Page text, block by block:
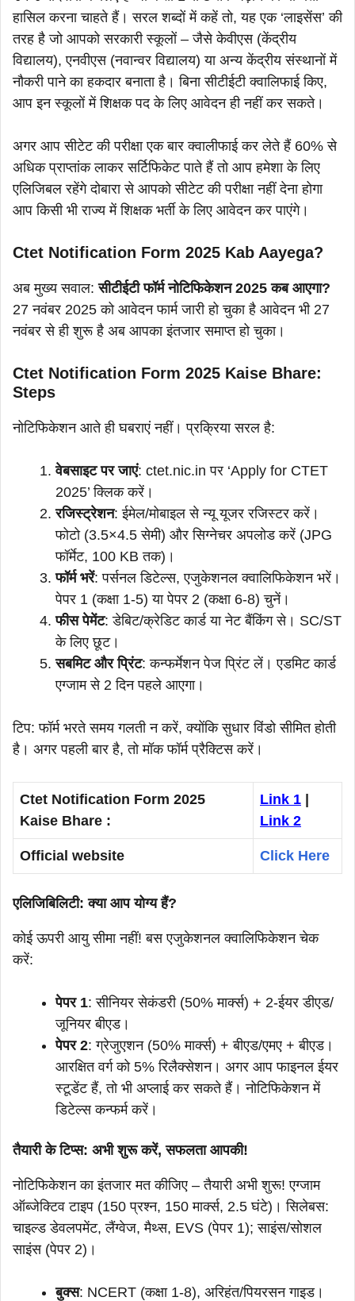
हासिल करना चाहते हैं। सरल शब्दों में कहें तो, यह एक ‘लाइसेंस’ की
तरह है जो आपको सरकारी स्कूलों – जैसे केवीएस (केंद्रीय
विद्यालय), एनवीएस (नवान्वर विद्यालय) या अन्य केंद्रीय संस्थानों में
नौकरी पाने का हकदार बनाता है। बिना सीटीईटी क्वालिफाई किए,
आप इन स्कूलों में शिक्षक पद के लिए आवेदन ही नहीं कर सकते।
अगर आप सीटेट की परीक्षा एक बार क्वालीफाई कर लेते हैं 60% से
अधिक प्राप्तांक लाकर सर्टिफिकेट पाते हैं तो आप हमेशा के लिए
एलिजिबल रहेंगे दोबारा से आपको सीटेट की परीक्षा नहीं देना होगा
आप किसी भी राज्य में शिक्षक भर्ती के लिए आवेदन कर पाएंगे।
Ctet Notification Form 2025 Kab Aayega?
अब मुख्य सवाल:सीटीईटी फॉर्म नोटिफिकेशन 2025 कब आएगा?
27 नवंबर 2025 को आवेदन फार्म जारी हो चुका है आवेदन भी 27
नवंबर से ही शुरू है अब आपका इंतजार समाप्त हो चुका।
Ctet Notification Form 2025 Kaise Bhare:
Steps
नोटिफिकेशन आते ही घबराएं नहीं। प्रक्रिया सरल है:
वेबसाइट पर जाएं: ctet.nic.in पर ‘Apply for CTET
2025’ क्लिक करें।
रजिस्ट्रेशन: ईमेल/मोबाइल से न्यू यूजर रजिस्टर करें।
फोटो (3.5×4.5 सेमी) और सिग्नेचर अपलोड करें (JPG
फॉर्मेट, 100 KB तक)।
फॉर्म भरें: पर्सनल डिटेल्स, एजुकेशनल क्वालिफिकेशन भरें।
पेपर 1 (कक्षा 1-5) या पेपर 2 (कक्षा 6-8) चुनें।
फीस पेमेंट: डेबिट/क्रेडिट कार्ड या नेट बैंकिंग से। SC/ST
के लिए छूट।
सबमिट और प्रिंट: कन्फर्मेशन पेज प्रिंट लें। एडमिट कार्ड
एग्जाम से 2 दिन पहले आएगा।
टिप: फॉर्म भरते समय गलती न करें, क्योंकि सुधार विंडो सीमित होती
है। अगर पहली बार है, तो मॉक फॉर्म प्रैक्टिस करें।
Ctet Notification Form 2025
Kaise Bhare :
Link 1 |
Link 2
Official website Click Here
एलिजिबिलिटी: क्या आप योग्य हैं?
कोई ऊपरी आयु सीमा नहीं! बस एजुकेशनल क्वालिफिकेशन चेक
करें:
पेपर 1: सीनियर सेकंडरी (50% मार्क्स) + 2-ईयर डीएड/
जूनियर बीएड।
पेपर 2: ग्रेजुएशन (50% मार्क्स) + बीएड/एमए + बीएड।
आरक्षित वर्ग को 5% रिलैक्सेशन। अगर आप फाइनल ईयर
स्टूडेंट हैं, तो भी अप्लाई कर सकते हैं। नोटिफिकेशन में
डिटेल्स कन्फर्म करें।
तैयारी के टिप्स: अभी शुरू करें, सफलता आपकी!
नोटिफिकेशन का इंतजार मत कीजिए – तैयारी अभी शुरू! एग्जाम
ऑब्जेक्टिव टाइप (150 प्रश्न, 150 मार्क्स, 2.5 घंटे)। सिलेबस:
चाइल्ड डेवलपमेंट, लैंग्वेज, मैथ्स, EVS (पेपर 1); साइंस/सोशल
साइंस (पेपर 2)।
बुक्स: NCERT (कक्षा 1-8), अरिहंत/पियरसन गाइड।